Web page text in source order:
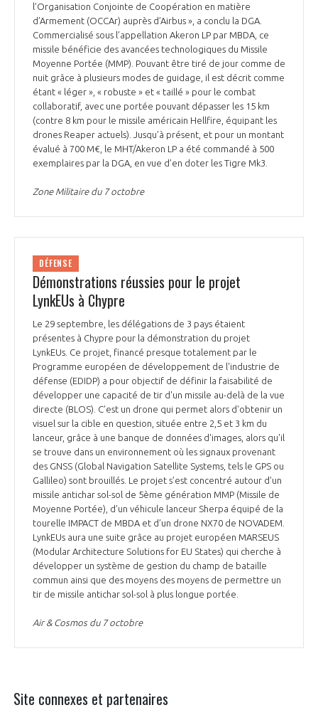
l’Organisation Conjointe de Coopération en matière
d’Armement (OCCAr) auprès d’Airbus », a conclu la DGA.
Commercialisé sous l’appellation Akeron LP par MBDA, ce
missile bénéficie des avancées technologiques du Missile
Moyenne Portée (MMP). Pouvant être tiré de jour comme de
nuit grâce à plusieurs modes de guidage, il est décrit comme
étant « léger », « robuste » et « taillé » pour le combat
collaboratif, avec une portée pouvant dépasser les 15 km
(contre 8 km pour le missile américain Hellfire, équipant les
drones Reaper actuels). Jusqu’à présent, et pour un montant
évalué à 700 M€, le MHT/Akeron LP a été commandé à 500
exemplaires par la DGA, en vue d’en doter les Tigre Mk3.
Zone Militaire du 7 octobre
DÉFENSE
Démonstrations réussies pour le projet
LynkEUs à Chypre
Le 29 septembre, les délégations de 3 pays étaient
présentes à Chypre pour la démonstration du projet
LynkEUs. Ce projet, financé presque totalement par le
Programme européen de développement de l'industrie de
défense (EDIDP) a pour objectif de définir la faisabilité de
développer une capacité de tir d'un missile au-delà de la vue
directe (BLOS). C’est un drone qui permet alors d'obtenir un
visuel sur la cible en question, située entre 2,5 et 3 km du
lanceur, grâce à une banque de données d'images, alors qu'il
se trouve dans un environnement où les signaux provenant
des GNSS (Global Navigation Satellite Systems, tels le GPS ou
Gallileo) sont brouillés. Le projet s’est concentré autour d’un
missile antichar sol-sol de 5ème génération MMP (Missile de
Moyenne Portée), d’un véhicule lanceur Sherpa équipé de la
tourelle IMPACT de MBDA et d’un drone NX70 de NOVADEM.
LynkEUs aura une suite grâce au projet européen MARSEUS
(Modular Architecture Solutions for EU States) qui cherche à
développer un système de gestion du champ de bataille
commun ainsi que des moyens des moyens de permettre un
tir de missile antichar sol-sol à plus longue portée.
Air & Cosmos du 7 octobre
Site connexes et partenaires